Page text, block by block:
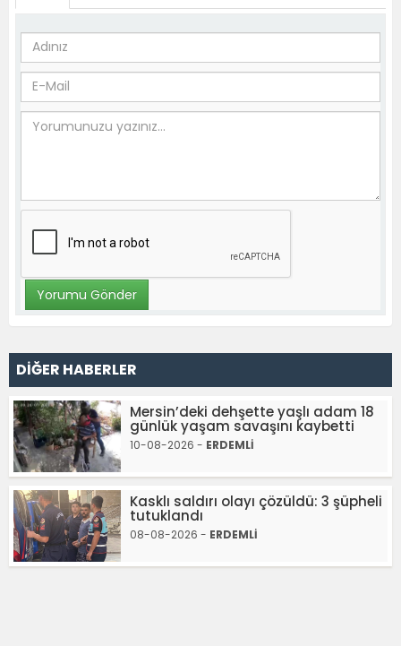
DİĞER HABERLER
Mersin’deki dehşette yaşlı adam 18
günlük yaşam savaşını kaybetti
10-08-2026 - ERDEMLİ
Kasklı saldırı olayı çözüldü: 3 şüpheli
tutuklandı
08-08-2026 - ERDEMLİ